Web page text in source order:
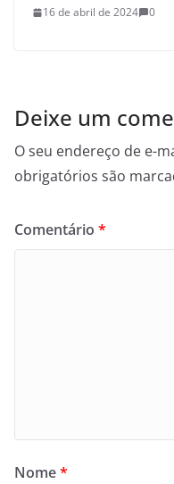
16 de abril de 2024 0
Deixe um
O seu endereço de e-
obrigatórios são
Comentário *
Nome*